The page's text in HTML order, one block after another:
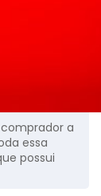
a
essa
possui